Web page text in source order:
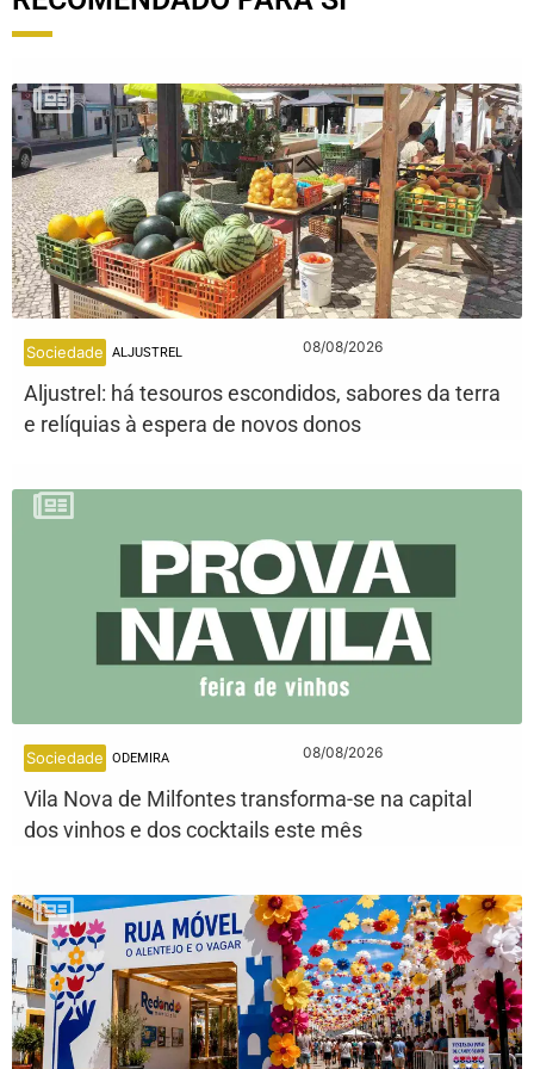
Sociedade ALJUSTREL 08/08/2026
Aljustrel: há tesouros escondidos, sabores da terra
e relíquias à espera de novos donos
Sociedade ODEMIRA 08/08/2026
Vila Nova de Milfontes transforma-se na capital
dos vinhos e dos cocktails este mês